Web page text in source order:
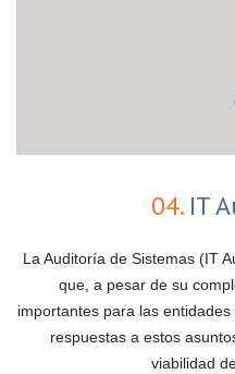
04.IT
La Auditoría de Sistemas (IT
que, a pesar de su
importantes para las
respuestas a estos
viabilidad